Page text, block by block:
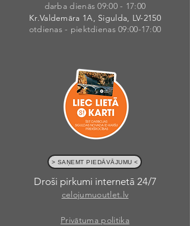
darba dienās 09:00 - 17:00
Kr.Valdemāra 1A, Sigulda, LV-2150
otdienas - piektdienas 09:00-17:00
> SAŅEMT PIEDĀVĀJUMU <
Droši pirkumi internetā 24/7
celojumuoutlet.lv
Privātuma politika